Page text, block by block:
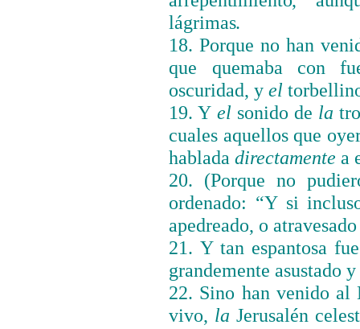
lágrimas.
18. Porque no han
que quemaba con
oscuridad, yel
19. Y el sonido de la
cuales aquellos que
habladadirectamentea
20. (Porque no
ordenado: “Y si
apedreado, o
21. Y tan espantosa
grandemente asustado
22. Sino han venido
vivo, laJerusalén